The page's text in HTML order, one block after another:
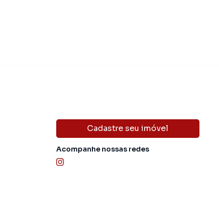
Cadastre seu imóvel
Acompanhe nossas redes